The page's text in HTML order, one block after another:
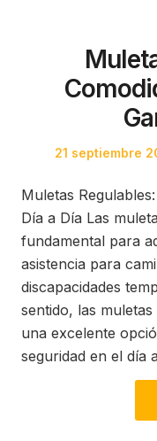
Posted
21 septiembre
Muletas
Día a Día Las
fundamental para
asistencia para
discapacidades
sentido, las
una excelente
seguridad en el día